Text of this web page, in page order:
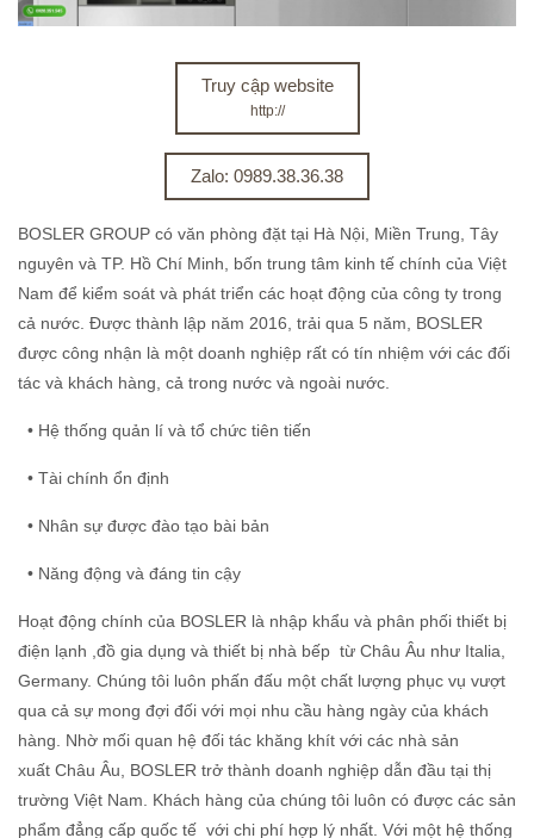
Truy cập website
http://
Zalo: 0989.38.36.38
BOSLER GROUP có văn phòng đặt tại Hà Nội, Miền Trung, Tây
nguyên và TP. Hồ Chí Minh, bốn trung tâm kinh tế chính của Việt
Nam để kiểm soát và phát triển các hoạt động của công ty trong
cả nước. Ðược thành lập năm 2016, trải qua 5 năm, BOSLER
được công nhận là một doanh nghiệp rất có tín nhiệm với các đối
tác và khách hàng, cả trong nước và ngoài nước.
• Hệ thống quản lí và tổ chức tiên tiến
• Tài chính ổn định
• Nhân sự được đào tạo bài bản
• Năng động và đáng tin cậy
Hoạt động chính của BOSLER là nhập khẩu và phân phối thiết bị
điện lạnh ,đồ gia dụng và thiết bị nhà bếp từ Châu Âu như Italia,
Germany. Chúng tôi luôn phấn đấu một chất lượng phục vụ vượt
qua cả sự mong đợi đối với mọi nhu cầu hàng ngày của khách
hàng. Nhờ mối quan hệ đối tác khăng khít với các nhà sản
xuất Châu Âu, BOSLER trở thành doanh nghiệp dẫn đầu tại thị
trường Việt Nam. Khách hàng của chúng tôi luôn có được các sản
phẩm đẳng cấp quốc tế với chi phí hợp lý nhất. Với một hệ thống